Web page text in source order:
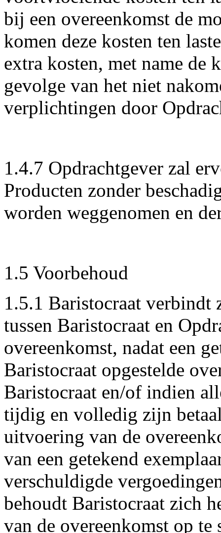
bij een overeenkomst de
komen deze kosten ten
extra kosten, met name de
gevolge van het niet
verplichtingen door
1.4.7 Opdrachtgever zal
Producten zonder
worden weggenomen en
1.5 Voorbehoud
1.5.1 Baristocraat verbindt
tussen Baristocraat en
overeenkomst, nadat een
Baristocraat opgestelde
Baristocraat en/of indien
tijdig en volledig zijn
uitvoering van de
van een getekend
verschuldigde
behoudt Baristocraat zich
van de overeenkomst op te